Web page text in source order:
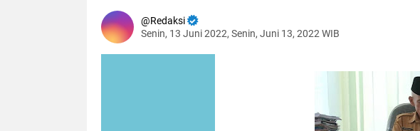
Redaksi
Senin, 13 Juni 2022, Senin, Juni 13, 2022 WIB